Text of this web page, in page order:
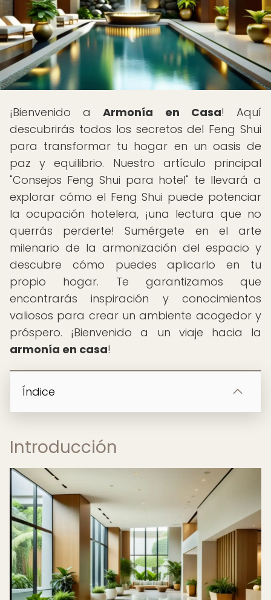
¡Bienvenido aArmonía en Casa! Aquí
descubrirás todos los secretos del Feng Shui
para transformar tu hogar en un oasis de
paz y equilibrio. Nuestro artículo principal
"Consejos Feng Shui para hotel" te llevará a
explorar cómo el Feng Shui puede potenciar
la ocupación hotelera, ¡una lectura que no
querrás perderte! Sumérgete en el arte
milenario de la armonización del espacio y
descubre cómo puedes aplicarlo en tu
propio hogar. Te garantizamos que
encontrarás inspiración y conocimientos
valiosos para crear un ambiente acogedor y
próspero. ¡Bienvenido a un viaje hacia la
armonía en casa!
Índice
Introducción